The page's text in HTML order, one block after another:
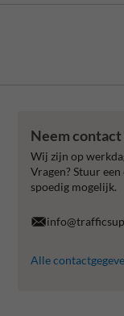
Neem contact
Wij zijn op
Vragen? Stuur
spoedig mogelijk.
Alle